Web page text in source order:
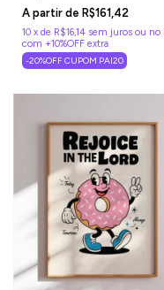
R$161,42
10 x de R$16,14 sem juros
-20%OFF CUPOM PAI20